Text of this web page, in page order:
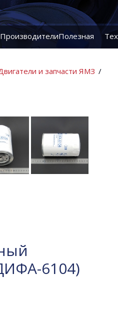
ПроизводителиПолезная
и запчасти ЯМЗ /
6104)